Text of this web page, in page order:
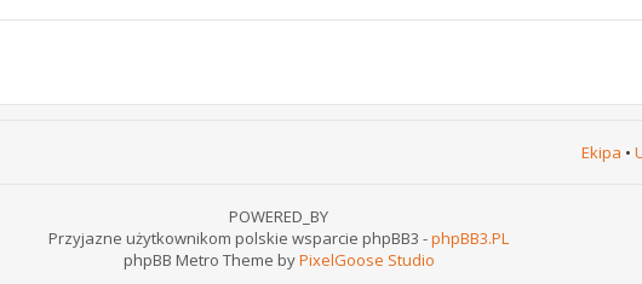
Ekipa •
POWERED_BY
Przyjazne użytkownikom polskie wsparcie phpBB3 -phpBB3.PL
phpBB Metro Theme byPixelGoose Studio